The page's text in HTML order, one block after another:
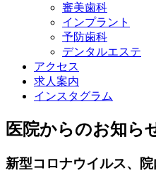
審美歯科
インプラント
予防歯科
デンタルエステ
アクセス
求人案内
インスタグラム
医院からのお知ら
新型コロナウイルス、